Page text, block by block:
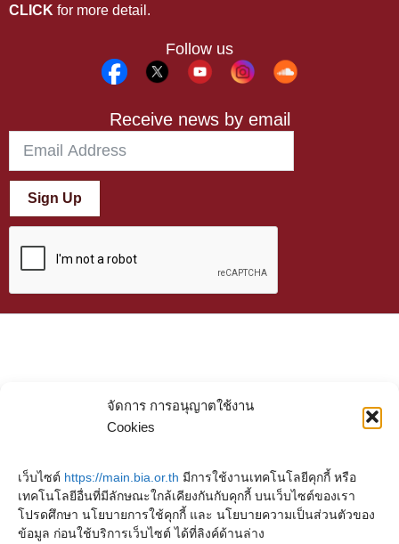
จัดการ การอนุญาตใช้งาน
Cookies
เว็บไซต์ https://main.bia.or.th มีการใช้งานเทคโนโลยีคุกกี้ หรือ
เทคโนโลยีอื่นที่มีลักษณะใกล้เคียงกันกับคุกกี้ บนเว็บไซต์ของเรา
โปรดศึกษา นโยบายการใช้คุกกี้ และ นโยบายความเป็นส่วนตัวของ
ข้อมูล ก่อนใช้บริการเว็บไซต์ ได้ที่ลิงค์ด้านล่าง
CLICK for more detail.
Follow us
Receive news by email
Sign Up